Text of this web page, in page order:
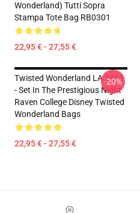
Wonderland) Tutti Sopra
Stampa Tote Bag RB0301
22,95 € - 27,55 €
Twisted Wonderland LA 2801
- Set In The Prestigious Night
Raven College Disney Twisted
Wonderland Bags
22,95 € - 27,55 €
-20%